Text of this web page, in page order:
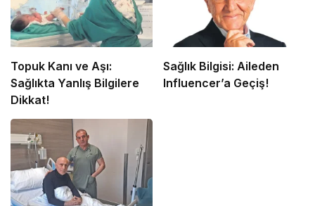
Topuk Kanı ve Aşı:
Sağlıkta Yanlış Bilgilere
Dikkat!
Sağlık Bilgisi: Aileden
Influencer’a Geçiş!